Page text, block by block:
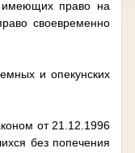
имеющих право на
своевременно
и опекунских
от 21.12.1996
без попечения